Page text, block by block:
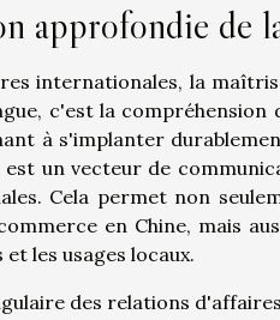
approfondie de
internationales, la
c'est la
à s'implanter
un vecteur de
Cela permet non
en Chine, mais
les usages locaux.
des relations